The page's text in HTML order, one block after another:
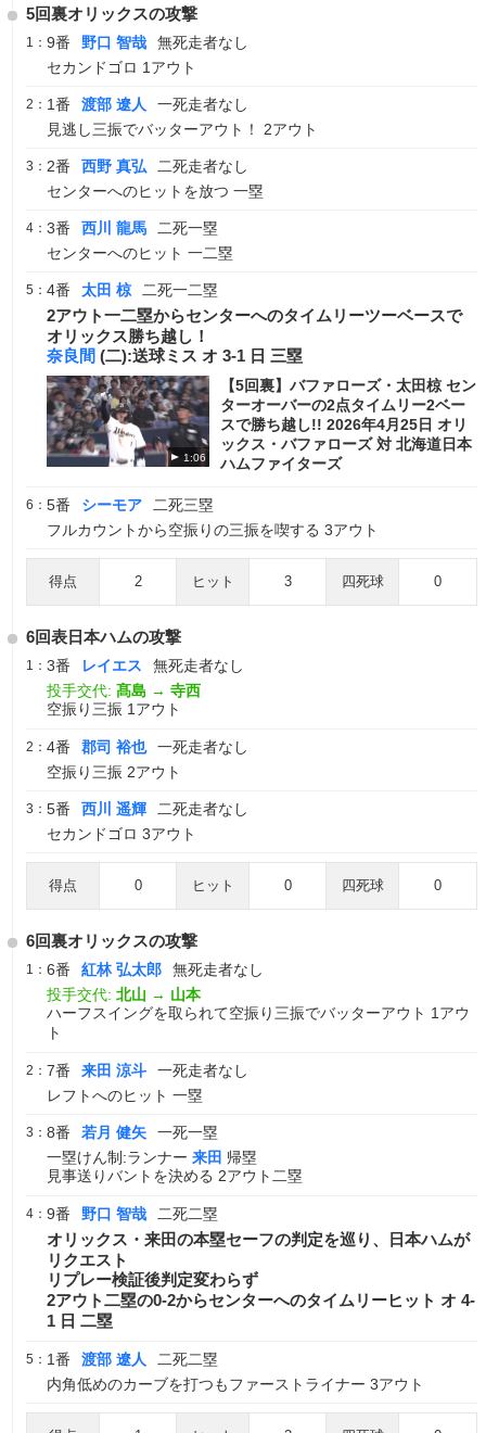
5回裏オリックスの攻撃
1： 9番 野口 智哉
無死走者なし
セカンドゴロ 1アウト
2： 1番 渡部 遼人
一死走者なし
見逃し三振でバッターアウト！ 2アウト
3： 2番 西野 真弘
二死走者なし
センターへのヒットを放つ 一塁
4： 3番 西川 龍馬
二死一塁
センターへのヒット 一二塁
5： 4番 太田 椋 二死一二塁
2アウト一二塁からセンターへのタイムリーツーベースで
オリックス勝ち越し！
奈良間 (二):送球ミス オ 3-1 日 三塁
1:06
【5回裏】バファローズ・太田椋 セン
ターオーバーの2点タイムリー2ベー
スで勝ち越し!! 2026年4月25日 オリ
ックス・バファローズ 対 北海道日本
ハムファイターズ
6： 5番 シーモア
二死三塁
フルカウントから空振りの三振を喫する 3アウト
得点 2 ヒット 3 四死球 0
6回表日本ハムの攻撃
1： 3番 レイエス
無死走者なし
投手交代: 髙島 → 寺西
空振り三振 1アウト
2： 4番 郡司 裕也
一死走者なし
空振り三振 2アウト
3： 5番 西川 遥輝
二死走者なし
セカンドゴロ 3アウト
得点 0 ヒット 0 四死球 0
6回裏オリックスの攻撃
1： 6番 紅林 弘太郎
無死走者なし
投手交代: 北山 → 山本
ハーフスイングを取られて空振り三振でバッターアウト 1アウ
ト
2： 7番 来田 涼斗
一死走者なし
レフトへのヒット 一塁
3： 8番 若月 健矢
一死一塁
一塁けん制:ランナー 来田 帰塁
見事送りバントを決める 2アウト二塁
4： 9番 野口 智哉 二死二塁
オリックス・来田の本塁セーフの判定を巡り、日本ハムが
リクエスト
リプレー検証後判定変わらず
2アウト二塁の0-2からセンターへのタイムリーヒット オ 4-
1 日 二塁
5： 1番 渡部 遼人
二死二塁
内角低めのカーブを打つもファーストライナー 3アウト